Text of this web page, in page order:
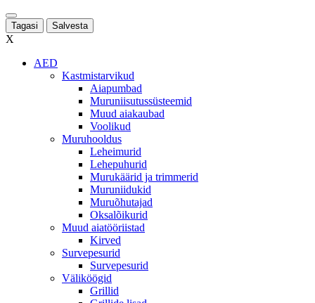
Tagasi Salvesta
X
AED
Kastmistarvikud
Aiapumbad
Muruniisutussüsteemid
Muud aiakaubad
Voolikud
Muruhooldus
Leheimurid
Lehepuhurid
Murukäärid ja trimmerid
Muruniidukid
Muruõhutajad
Oksalõikurid
Muud aiatööriistad
Kirved
Survepesurid
Survepesurid
Väliköögid
Grillid